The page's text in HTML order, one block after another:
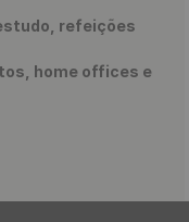
refeições
home offices e